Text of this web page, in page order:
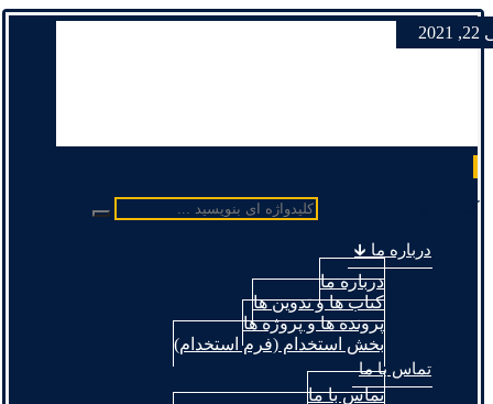
کلیدواژه ای بنویسید ...
درباره ما 🡳
درباره ما
کتاب ها و تدوین ها
پرونده ها و پروژه ها
بخش استخدام (فرم استخدام)
تماس با ما
تماس با ما